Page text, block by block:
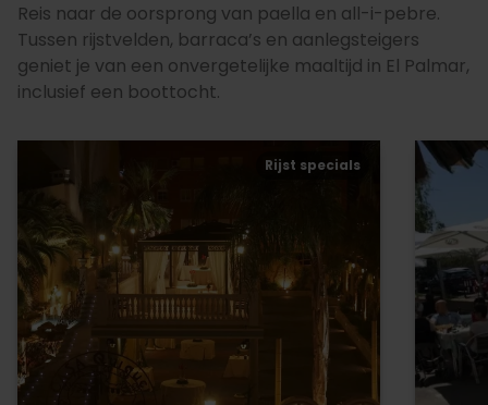
Reis naar de oorsprong van paella en all-i-pebre.
Tussen rijstvelden, barraca’s en aanlegsteigers
geniet je van een onvergetelijke maaltijd in El Palmar,
inclusief een boottocht.
Rijst specials